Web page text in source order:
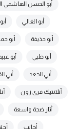
أبو الحسن الهاشمي
أبو الغالي
أبو حذيفة أبو
أبو ظبي أبو
أبي الجعد أبي
أتلانتيك فري زون
أثار ضجة واسعة
أجانب